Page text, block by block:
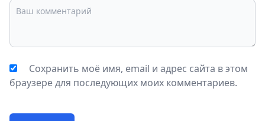
Сохранить моё имя, email и адрес сайта в этом
браузере для последующих моих комментариев.